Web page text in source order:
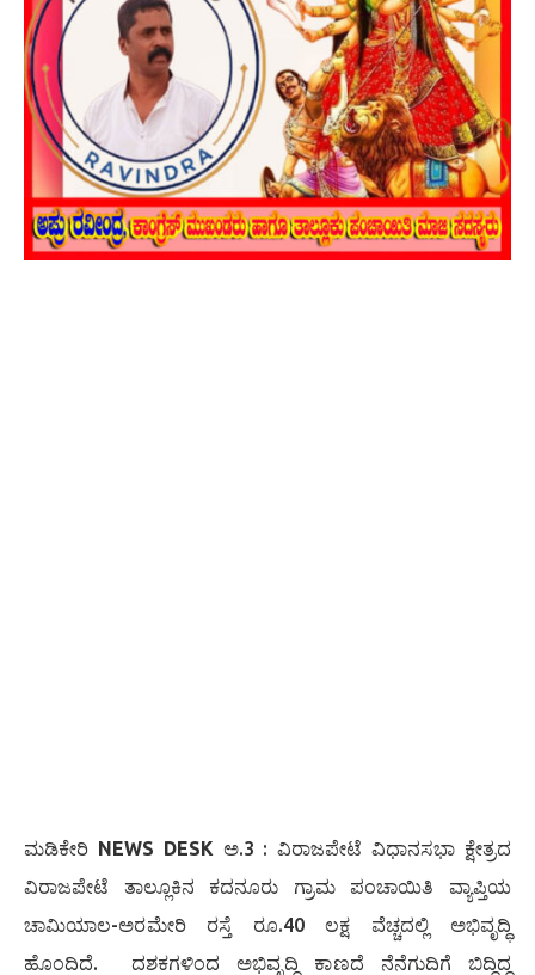
ಮಡಿಕೇರಿ NEWS DESK ಅ.3 : ವಿರಾಜಪೇಟೆ ವಿಧಾನಸಭಾ ಕ್ಷೇತ್ರದ
ವಿರಾಜಪೇಟೆ ತಾಲ್ಲೂಕಿನ ಕದನೂರು ಗ್ರಾಮ ಪಂಚಾಯಿತಿ ವ್ಯಾಪ್ತಿಯ
ಚಾಮಿಯಾಲ-ಅರಮೇರಿ ರಸ್ತೆ ರೂ.40 ಲಕ್ಷ ವೆಚ್ಚದಲ್ಲಿ ಅಭಿವೃದ್ಧಿ
ಹೊಂದಿದೆ. ದಶಕಗಳಿಂದ ಅಭಿವೃದ್ಧಿ ಕಾಣದೆ ನೆನೆಗುದಿಗೆ ಬಿದ್ದಿದ್ದ